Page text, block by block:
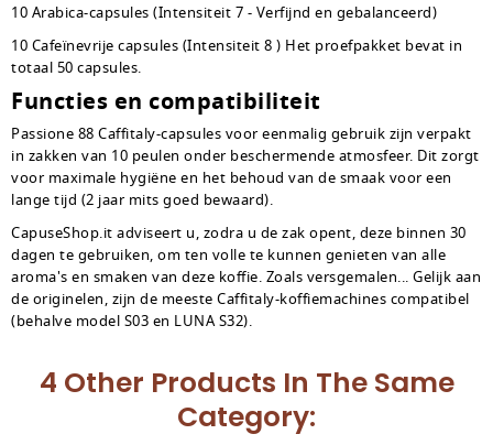
10 Arabica-capsules (Intensiteit 7 - Verfijnd en gebalanceerd)
10 Cafeïnevrije capsules (Intensiteit 8 ) Het proefpakket bevat in
totaal 50 capsules.
Functies en compatibiliteit
Passione 88 Caffitaly-capsules voor eenmalig gebruik zijn verpakt
in zakken van 10 peulen onder beschermende atmosfeer. Dit zorgt
voor maximale hygiëne en het behoud van de smaak voor een
lange tijd (2 jaar mits goed bewaard).
CapuseShop.it adviseert u, zodra u de zak opent, deze binnen 30
dagen te gebruiken, om ten volle te kunnen genieten van alle
aroma's en smaken van deze koffie. Zoals versgemalen... Gelijk aan
de originelen, zijn de meeste Caffitaly-koffiemachines compatibel
(behalve model S03 en LUNA S32).
4 Other Products In The Same
Category: